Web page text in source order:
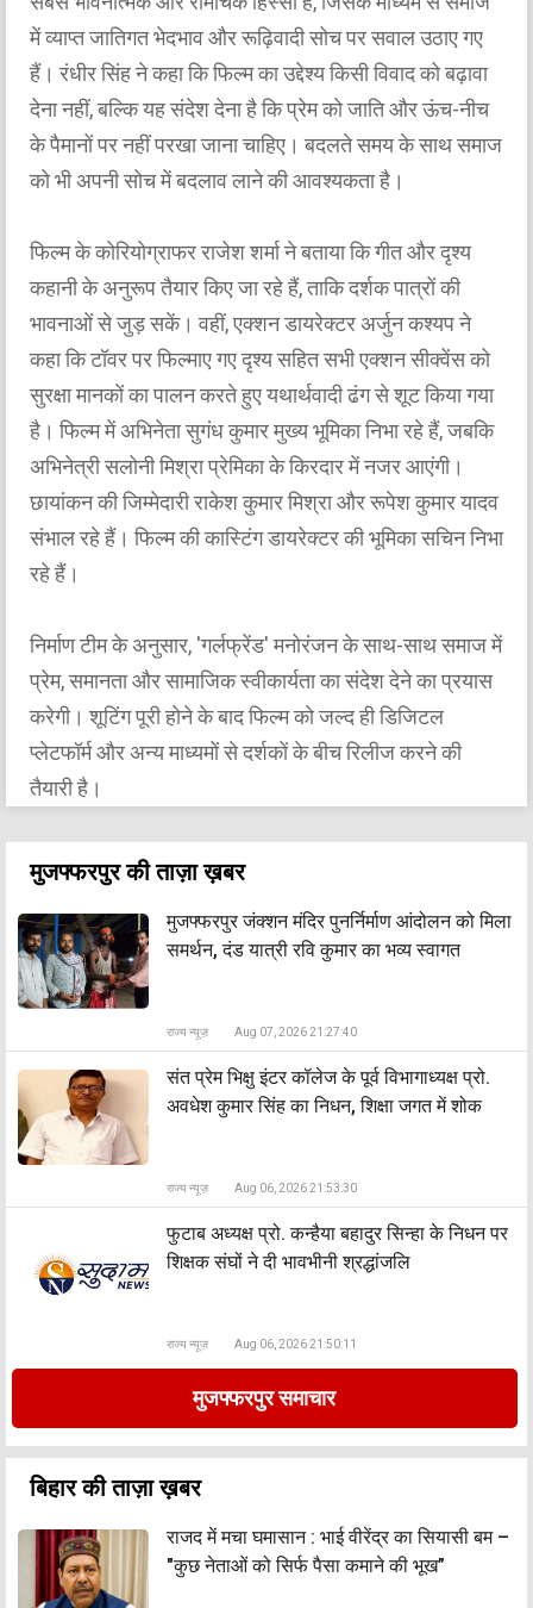
में व्याप्त जातिगत भेदभाव और रूढ़िवादी सोच पर सवाल उठाए गए
हैं। रंधीर सिंह ने कहा कि फिल्म का उद्देश्य किसी विवाद को बढ़ावा
देना नहीं, बल्कि यह संदेश देना है कि प्रेम को जाति और ऊंच-नीच
के पैमानों पर नहीं परखा जाना चाहिए। बदलते समय के साथ समाज
को भी अपनी सोच में बदलाव लाने की आवश्यकता है।
फिल्म के कोरियोग्राफर राजेश शर्मा ने बताया कि गीत और दृश्य
कहानी के अनुरूप तैयार किए जा रहे हैं, ताकि दर्शक पात्रों की
भावनाओं से जुड़ सकें। वहीं, एक्शन डायरेक्टर अर्जुन कश्यप ने
कहा कि टॉवर पर फिल्माए गए दृश्य सहित सभी एक्शन सीक्वेंस को
सुरक्षा मानकों का पालन करते हुए यथार्थवादी ढंग से शूट किया गया
है। फिल्म में अभिनेता सुगंध कुमार मुख्य भूमिका निभा रहे हैं, जबकि
अभिनेत्री सलोनी मिश्रा प्रेमिका के किरदार में नजर आएंगी।
छायांकन की जिम्मेदारी राकेश कुमार मिश्रा और रूपेश कुमार यादव
संभाल रहे हैं। फिल्म की कास्टिंग डायरेक्टर की भूमिका सचिन निभा
रहे हैं।
निर्माण टीम के अनुसार, 'गर्लफ्रेंड' मनोरंजन के साथ-साथ समाज में
प्रेम, समानता और सामाजिक स्वीकार्यता का संदेश देने का प्रयास
करेगी। शूटिंग पूरी होने के बाद फिल्म को जल्द ही डिजिटल
प्लेटफॉर्म और अन्य माध्यमों से दर्शकों के बीच रिलीज करने की
तैयारी है।
मुजफ्फरपुर की ताज़ा ख़बर
मुजफ्फरपुर जंक्शन मंदिर पुनर्निर्माण आंदोलन को मिला
समर्थन, दंड यात्री रवि कुमार का भव्य स्वागत
राज्य न्यूज़ Aug 07, 2026 21:27:40
संत प्रेम भिक्षु इंटर कॉलेज के पूर्व विभागाध्यक्ष प्रो.
अवधेश कुमार सिंह का निधन, शिक्षा जगत में शोक
राज्य न्यूज़ Aug 06, 2026 21:53:30
फुटाब अध्यक्ष प्रो. कन्हैया बहादुर सिन्हा के निधन पर
शिक्षक संघों ने दी भावभीनी श्रद्धांजलि
राज्य न्यूज़ Aug 06, 2026 21:50:11
मुजफ्फरपुर समाचार
बिहार की ताज़ा ख़बर
राजद में मचा घमासान : भाई वीरेंद्र का सियासी बम –
"कुछ नेताओं को सिर्फ पैसा कमाने की भूख”